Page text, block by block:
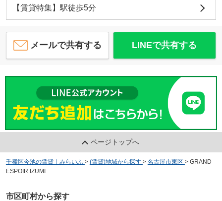
【賃貸特集】駅徒歩5分
メールで共有する LINEで共有する
ページトップへ
千種区今池の賃貸｜みらいふ > (賃貸)地域から探す > 名古屋市東区 > GRAND
ESPOIR IZUMI
市区町村から探す